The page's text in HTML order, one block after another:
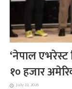
‘नेपाल
१० हजार
July 22, 2026